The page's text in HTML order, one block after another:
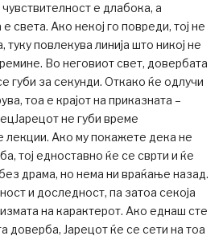
е длабока, а
света. Ако некој го повреди, тој не
повлекува линија што никој не
Во неговиот свет, довербата
губи за секунди. Откако ќе одлучи
тоа е крајот на приказната –
не губи време
лекции. Ако му покажете дека не
тој едноставно ќе се сврти и ќе
драма, но нема ни враќање назад.
и доследност, па затоа секоја
на карактерот. Ако еднаш сте
доверба, Јарецот ќе се сети на тоа